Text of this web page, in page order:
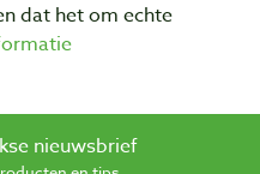
dat het om echte
nieuwsbrief